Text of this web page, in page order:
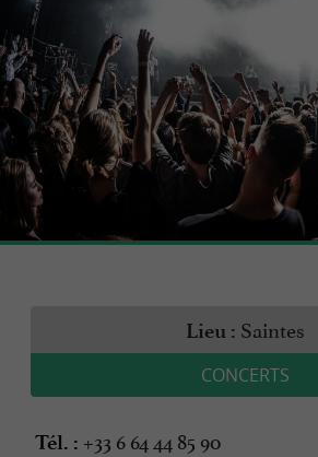
Lieu : Saintes
CONCERTS
Tél. : +33 6 64 44 85 90